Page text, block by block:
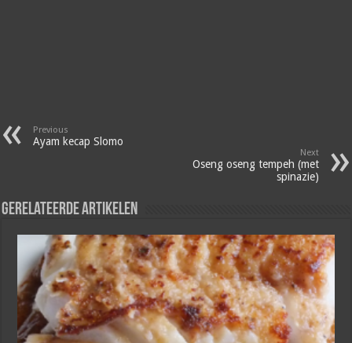
Previous
Ayam kecap Slomo
Next
Oseng oseng tempeh (met
spinazie)
Gerelateerde artikelen